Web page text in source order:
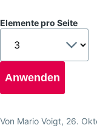
Elemente pro Seite
Von Mario Voigt, 26.